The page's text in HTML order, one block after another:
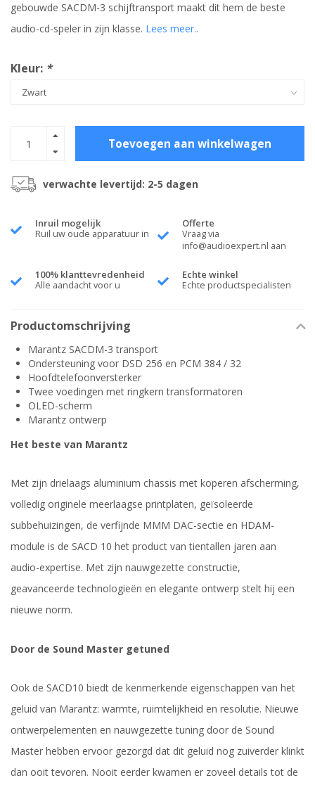
gebouwde SACDM-3 schijftransport maakt dit hem de beste
audio-cd-speler in zijn klasse. Lees meer..
Kleur: *
Toevoegen aan winkelwagen
verwachte levertijd: 2-5 dagen
Inruil mogelijk
Ruil uw oude apparatuur in
Offerte
Vraag via
info@audioexpert.nl aan
100% klanttevredenheid
Alle aandacht voor u
Echte winkel
Echte productspecialisten
Productomschrijving
Marantz SACDM-3 transport
Ondersteuning voor DSD 256 en PCM 384 / 32
Hoofdtelefoonversterker
Twee voedingen met ringkern transformatoren
OLED-scherm
Marantz ontwerp
Het beste van Marantz
Met zijn drielaags aluminium chassis met koperen afscherming,
volledig originele meerlaagse printplaten, geïsoleerde
subbehuizingen, de verfijnde MMM DAC-sectie en HDAM-
module is de SACD 10 het product van tientallen jaren aan
audio-expertise. Met zijn nauwgezette constructie,
geavanceerde technologieën en elegante ontwerp stelt hij een
nieuwe norm.
Door de Sound Master getuned
Ook de SACD10 biedt de kenmerkende eigenschappen van het
geluid van Marantz: warmte, ruimtelijkheid en resolutie. Nieuwe
ontwerpelementen en nauwgezette tuning door de Sound
Master hebben ervoor gezorgd dat dit geluid nog zuiverder klinkt
dan ooit tevoren. Nooit eerder kwamen er zoveel details tot de